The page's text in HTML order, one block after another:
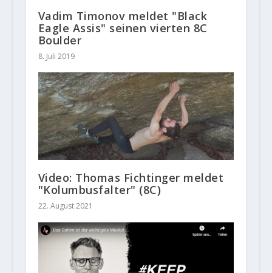
Vadim Timonov meldet "Black
Eagle Assis" seinen vierten 8C
Boulder
8. Juli 2019
Video: Thomas Fichtinger meldet
"Kolumbusfalter" (8C)
22. August 2021